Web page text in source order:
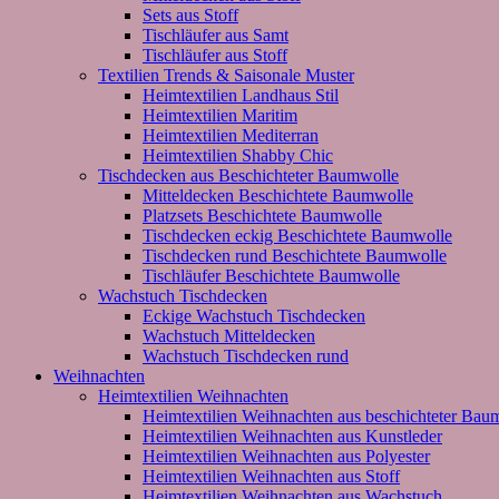
Sets aus Stoff
Tischläufer aus Samt
Tischläufer aus Stoff
Textilien Trends & Saisonale Muster
Heimtextilien Landhaus Stil
Heimtextilien Maritim
Heimtextilien Mediterran
Heimtextilien Shabby Chic
Tischdecken aus Beschichteter Baumwolle
Mitteldecken Beschichtete Baumwolle
Platzsets Beschichtete Baumwolle
Tischdecken eckig Beschichtete Baumwolle
Tischdecken rund Beschichtete Baumwolle
Tischläufer Beschichtete Baumwolle
Wachstuch Tischdecken
Eckige Wachstuch Tischdecken
Wachstuch Mitteldecken
Wachstuch Tischdecken rund
Weihnachten
Heimtextilien Weihnachten
Heimtextilien Weihnachten aus beschichteter
Heimtextilien Weihnachten aus Kunstleder
Heimtextilien Weihnachten aus Polyester
Heimtextilien Weihnachten aus Stoff